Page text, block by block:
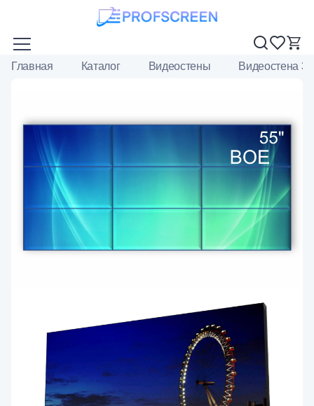
Главная Каталог Видеостены Видеостена